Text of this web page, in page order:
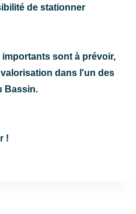
de stationner
sont à prévoir,
dans l'un des
Bassin.
!